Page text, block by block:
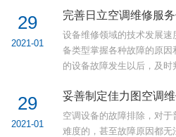
29
2021-01
完善日立空调维修服
设备维修领域的技术发展
备类型掌握各种故障的原因
的设备故障发生以后，及时
29
2021-01
妥善制定佳力图空调
空调设备的故障排除，对
难度的，甚至故障原因都